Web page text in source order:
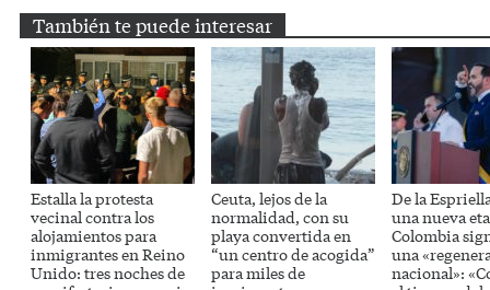
También te puede interesar
Estalla la protesta
vecinal contra los
alojamientos para
inmigrantes en Reino
Unido: tres noches de
Ceuta, lejos de la
normalidad, con su
playa convertida en
“un centro de acogida”
para miles de
De la
una nueva
Colombia
una
nacional»: